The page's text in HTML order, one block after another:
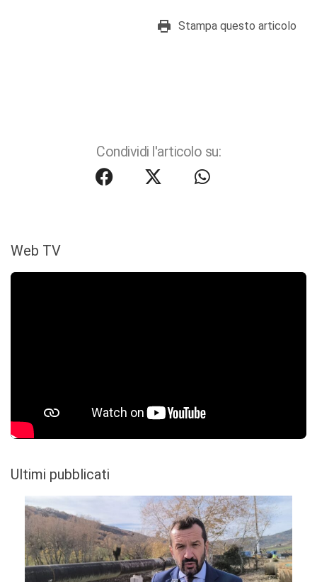
Stampa questo articolo
Condividi l'articolo su:
Web TV
Ultimi pubblicati